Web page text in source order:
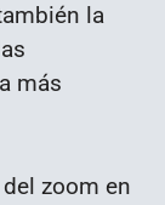
la
más
zoom en